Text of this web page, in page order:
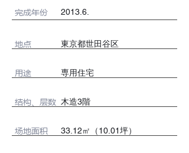
完成年份 2013.6.
東京都世田谷区
地点
専用住宅
用途
木造3階
​结构、层数
33.12㎡（10.01坪）
场地面积